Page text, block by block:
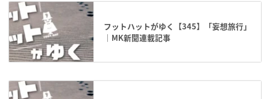
フットハットがゆく【345】「妄想旅行」
｜MK新聞連載記事